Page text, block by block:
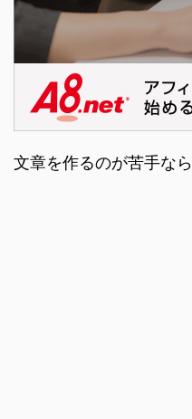
文章を作るのが苦手なら